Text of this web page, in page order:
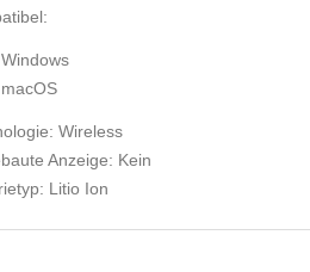
Windows
macOS
Wireless
Anzeige: Kein
Litio Ion